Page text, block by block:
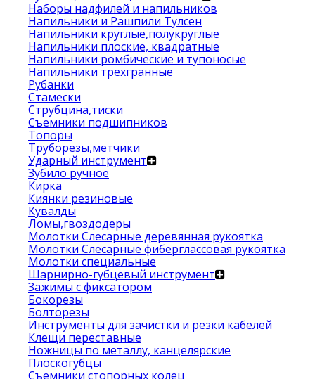
Наборы надфилей и напильников
Напильники и Рашпили Тулсен
Напильники круглые,полукруглые
Напильники плоские, квадратные
Напильники ромбические и тупоносые
Напильники трехгранные
Рубанки
Стамески
Струбцина,тиски
Съемники подшипников
Топоры
Труборезы,метчики
Ударный инструмент
Зубило ручное
Кирка
Киянки резиновые
Кувалды
Ломы,гвоздодеры
Молотки Слесарные деревянная рукоятка
Молотки Слесарные фиберглассовая рукоятка
Молотки специальные
Шарнирно-губцевый инструмент
Зажимы с фиксатором
Бокорезы
Болторезы
Инструменты для зачистки и резки кабелей
Клещи переставные
Ножницы по металлу, канцелярские
Плоскогубцы
Съемники стопорных колец